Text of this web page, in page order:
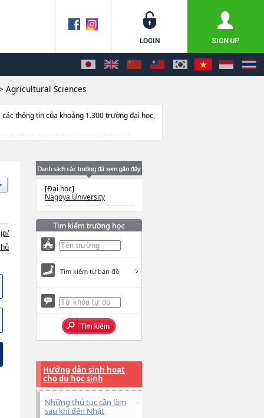
Agricultural Sciences
các thông tin của khoảng 1.300 trường đại học,
[Đại học]
Nagoya University
Tìm kiếm từ bản đồ
Hướng dẫn sinh hoạt
cho du học sinh
Những thủ tục cần làm
sau khi đến Nhật